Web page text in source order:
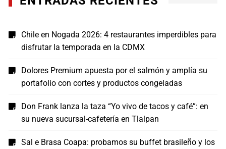
Chile en Nogada 2026: 4 restaurantes imperdibles para
disfrutar la temporada en la CDMX
Dolores Premium apuesta por el salmón y amplía su
portafolio con cortes y productos congeladas
Don Frank lanza la taza “Yo vivo de tacos y café”: en
su nueva sucursal-cafetería en Tlalpan
Sal e Brasa Coapa: probamos su buffet brasileño y los